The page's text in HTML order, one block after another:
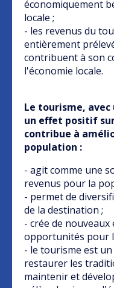
économiquement
locale ;
- les revenus du
entièrement
contribuent à son
l'économie locale.
Le tourisme,
un effet positif
contribue à
population :
- agit comme une
revenus pour la
- permet de
de la destination ;
- crée de
opportunités pour
- le tourisme est
restaurer les
maintenir et